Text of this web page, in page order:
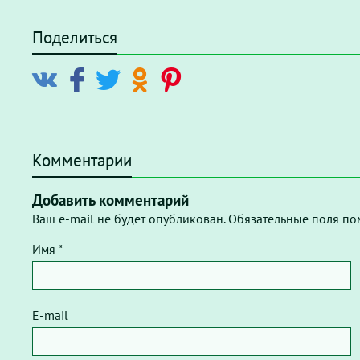
Поделиться
Комментарии
Добавить комментарий
Ваш e-mail не будет опубликован. Обязательные поля
Имя *
E-mail